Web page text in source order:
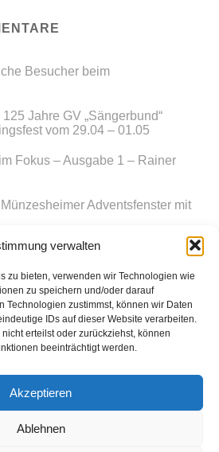
verwalten
zu bieten, verwenden wir Technologien wie
zu speichern und/oder darauf
Technologien zustimmst, können wir Daten
IDs auf dieser Website verarbeiten.
erteilst oder zurückziehst, können
beeinträchtigt werden.
Akzeptieren
Ablehnen
Besucher beim
125 Jahre GV „Sängerbund“
vom 29.04 – 01.05
Fokus – Ausgabe 1 – Rainer
Münzesheimer Adventsfenster mit
Adventsfenster mit
e.V.